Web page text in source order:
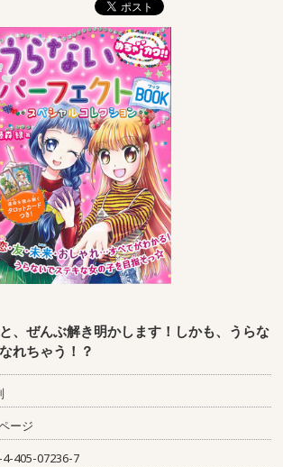
、ぜんぶ解き明かします！しかも、うらな
れちゃう！？
ージ
405-07236-7